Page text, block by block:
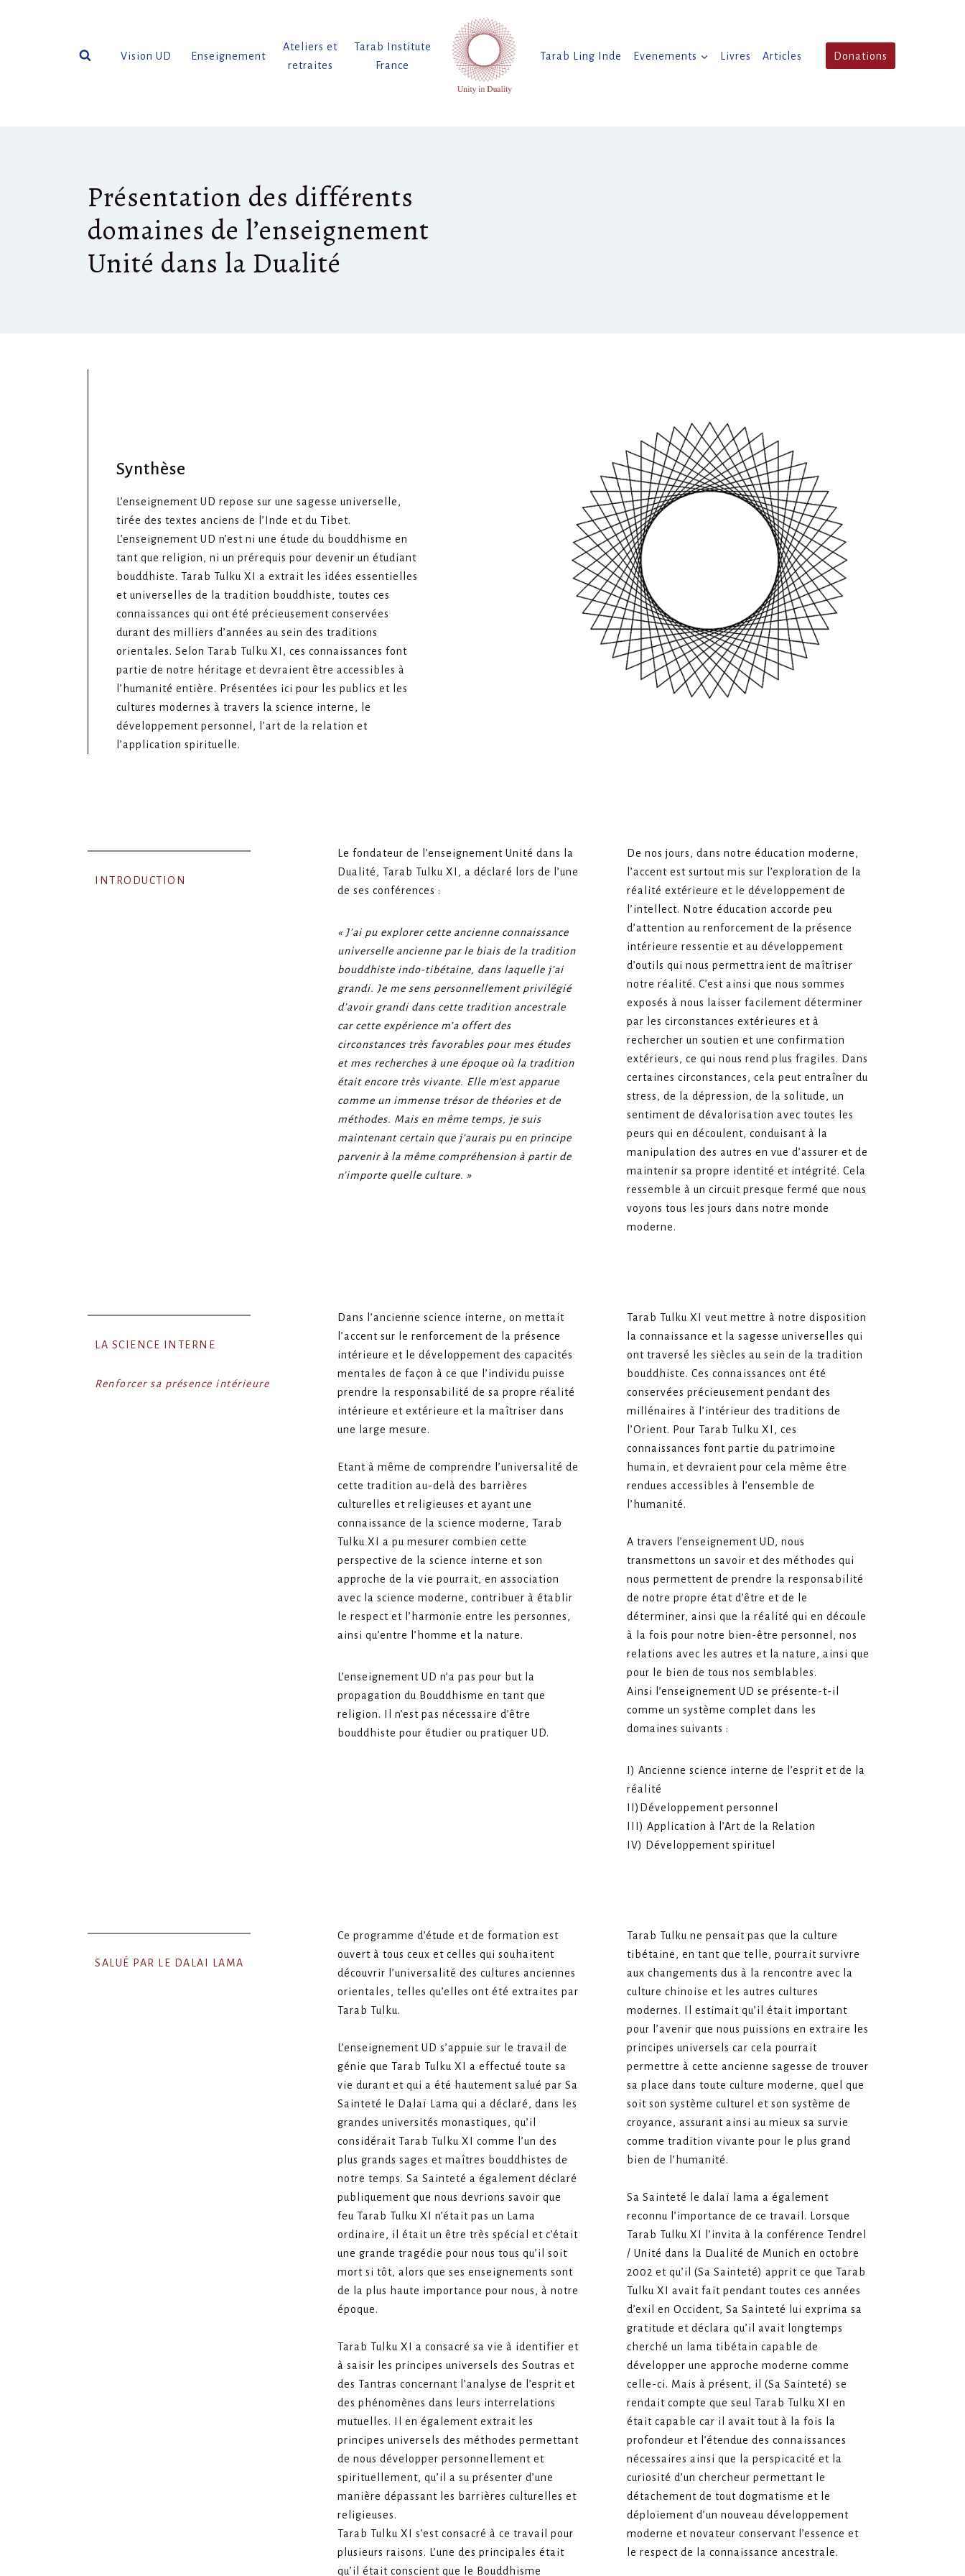
Vision UD
Enseignement
Ateliers et
retraites
Tarab Institute
France
Tarab Ling Inde Evenements Livres Articles Donations
Présentation des différents
domaines de l’enseignement
Unité dans la Dualité
Synthèse
L’enseignement UD repose sur une sagesse universelle,
tirée des textes anciens de l’Inde et du Tibet.
L’enseignement UD n’est ni une étude du bouddhisme en
tant que religion, ni un prérequis pour devenir un étudiant
bouddhiste. Tarab Tulku XI a extrait les idées essentielles
et universelles de la tradition bouddhiste, toutes ces
connaissances qui ont été précieusement conservées
durant des milliers d’années au sein des traditions
orientales. Selon Tarab Tulku XI, ces connaissances font
partie de notre héritage et devraient être accessibles à
l’humanité entière. Présentées ici pour les publics et les
cultures modernes à travers la science interne, le
développement personnel, l’art de la relation et
l’application spirituelle.
INTRODUCTION
Le fondateur de l’enseignement Unité dans la
Dualité, Tarab Tulku XI, a déclaré lors de l’une
de ses conférences :
« J’ai pu explorer cette ancienne connaissance
universelle ancienne par le biais de la tradition
bouddhiste indo-tibétaine, dans laquelle j’ai
grandi. Je me sens personnellement privilégié
d’avoir grandi dans cette tradition ancestrale
car cette expérience m’a offert des
circonstances très favorables pour mes études
et mes recherches à une époque où la tradition
était encore très vivante. Elle m’est apparue
comme un immense trésor de théories et de
méthodes. Mais en même temps, je suis
maintenant certain que j’aurais pu en principe
parvenir à la même compréhension à partir de
n’importe quelle culture. »
De nos jours, dans notre éducation moderne,
l’accent est surtout mis sur l’exploration de la
réalité extérieure et le développement de
l’intellect. Notre éducation accorde peu
d’attention au renforcement de la présence
intérieure ressentie et au développement
d’outils qui nous permettraient de maîtriser
notre réalité. C’est ainsi que nous sommes
exposés à nous laisser facilement déterminer
par les circonstances extérieures et à
rechercher un soutien et une confirmation
extérieurs, ce qui nous rend plus fragiles. Dans
certaines circonstances, cela peut entraîner du
stress, de la dépression, de la solitude, un
sentiment de dévalorisation avec toutes les
peurs qui en découlent, conduisant à la
manipulation des autres en vue d’assurer et de
maintenir sa propre identité et intégrité. Cela
ressemble à un circuit presque fermé que nous
voyons tous les jours dans notre monde
moderne.
LA SCIENCE INTERNE
Renforcer sa présence intérieure
Dans l’ancienne science interne, on mettait
l’accent sur le renforcement de la présence
intérieure et le développement des capacités
mentales de façon à ce que l’individu puisse
prendre la responsabilité de sa propre réalité
intérieure et extérieure et la maîtriser dans
une large mesure.
Etant à même de comprendre l’universalité de
cette tradition au-delà des barrières
culturelles et religieuses et ayant une
connaissance de la science moderne, Tarab
Tulku XI a pu mesurer combien cette
perspective de la science interne et son
approche de la vie pourrait, en association
avec la science moderne, contribuer à établir
le respect et l’harmonie entre les personnes,
ainsi qu’entre l’homme et la nature.
L’enseignement UD n’a pas pour but la
propagation du Bouddhisme en tant que
religion. Il n’est pas nécessaire d’être
bouddhiste pour étudier ou pratiquer UD.
Tarab Tulku XI veut mettre à notre disposition
la connaissance et la sagesse universelles qui
ont traversé les siècles au sein de la tradition
bouddhiste. Ces connaissances ont été
conservées précieusement pendant des
millénaires à l’intérieur des traditions de
l’Orient. Pour Tarab Tulku XI, ces
connaissances font partie du patrimoine
humain, et devraient pour cela même être
rendues accessibles à l’ensemble de
l’humanité.
A travers l’enseignement UD, nous
transmettons un savoir et des méthodes qui
nous permettent de prendre la responsabilité
de notre propre état d’être et de le
déterminer, ainsi que la réalité qui en découle
à la fois pour notre bien-être personnel, nos
relations avec les autres et la nature, ainsi que
pour le bien de tous nos semblables.
Ainsi l’enseignement UD se présente-t-il
comme un système complet dans les
domaines suivants :
I) Ancienne science interne de l’esprit et de la
réalité
II)Développement personnel
III) Application à l’Art de la Relation
IV) Développement spirituel
SALUÉ PAR LE DALAI LAMA
Ce programme d’étude et de formation est
ouvert à tous ceux et celles qui souhaitent
découvrir l’universalité des cultures anciennes
orientales, telles qu’elles ont été extraites par
Tarab Tulku.
L’enseignement UD s’appuie sur le travail de
génie que Tarab Tulku XI a effectué toute sa
vie durant et qui a été hautement salué par Sa
Sainteté le Dalaï Lama qui a déclaré, dans les
grandes universités monastiques, qu’il
considérait Tarab Tulku XI comme l’un des
plus grands sages et maîtres bouddhistes de
notre temps. Sa Sainteté a également déclaré
publiquement que nous devrions savoir que
feu Tarab Tulku XI n’était pas un Lama
ordinaire, il était un être très spécial et c’était
une grande tragédie pour nous tous qu’il soit
mort si tôt, alors que ses enseignements sont
de la plus haute importance pour nous, à notre
époque.
Tarab Tulku XI a consacré sa vie à identifier et
à saisir les principes universels des Soutras et
des Tantras concernant l’analyse de l’esprit et
des phénomènes dans leurs interrelations
mutuelles. Il en également extrait les
principes universels des méthodes permettant
de nous développer personnellement et
spirituellement, qu’il a su présenter d’une
manière dépassant les barrières culturelles et
religieuses.
Tarab Tulku XI s’est consacré à ce travail pour
plusieurs raisons. L’une des principales était
qu’il était conscient que le Bouddhisme
Tarab Tulku ne pensait pas que la culture
tibétaine, en tant que telle, pourrait survivre
aux changements dus à la rencontre avec la
culture chinoise et les autres cultures
modernes. Il estimait qu’il était important
pour l’avenir que nous puissions en extraire les
principes universels car cela pourrait
permettre à cette ancienne sagesse de trouver
sa place dans toute culture moderne, quel que
soit son système culturel et son système de
croyance, assurant ainsi au mieux sa survie
comme tradition vivante pour le plus grand
bien de l’humanité.
Sa Sainteté le dalaï lama a également
reconnu l’importance de ce travail. Lorsque
Tarab Tulku XI l’invita à la conférence Tendrel
/ Unité dans la Dualité de Munich en octobre
2002 et qu’il (Sa Sainteté) apprit ce que Tarab
Tulku XI avait fait pendant toutes ces années
d’exil en Occident, Sa Sainteté lui exprima sa
gratitude et déclara qu’il avait longtemps
cherché un lama tibétain capable de
développer une approche moderne comme
celle-ci. Mais à présent, il (Sa Sainteté) se
rendait compte que seul Tarab Tulku XI en
était capable car il avait tout à la fois la
profondeur et l’étendue des connaissances
nécessaires ainsi que la perspicacité et la
curiosité d’un chercheur permettant le
détachement de tout dogmatisme et le
déploiement d’un nouveau développement
moderne et novateur conservant l’essence et
le respect de la connaissance ancestrale.